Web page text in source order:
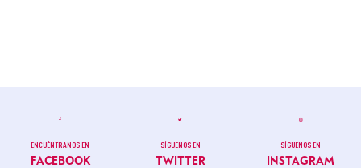
ENCUÉNTRANOS EN
FACEBOOK
SÍGUENOS EN
TWITTER
SÍGUENOS EN
INSTAGRAM